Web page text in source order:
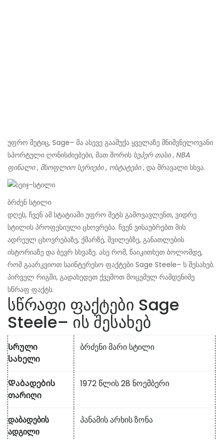
უფრო მეტიც, Sage– მა ასევე გააშუქა ყველაზე მნიშვნელოვანი
სპორტული ღონისძიებები, მათ შორის სუპერ თასი, NBA
ფინალი, მსოფლიო სერიები, ოსტატები, და მრავალი სხვა.
ბრძენ სტილი
დღეს, ჩვენ ამ სტატიაში უფრო მეტს გამოვავლენთ, ვიდრე
სტილის პროფესიული ცხოვრება. ჩვენ ვისაუბრებთ მის
ადრეულ ცხოვრებაზე, ქმარზე, შვილებზე, განათლების
ისტორიაზე და ბევრ სხვაზე. ასე რომ, წაიკითხეთ ბოლომდე,
რომ გაარკვიოთ საინტერესო ფაქტები Sage Steele– ს შესახებ.
პირველ რიგში, გადახედეთ ქვემოთ მოცემულ რამდენიმე
სწრაფ ფაქტს.
სწრაფი ფაქტები Sage
Steele– ის შესახებ
Სრული
სახელი
ბრძენი მარი სტილი
Დაბადების
თარიღი
1972 წლის 28 ნოემბერი
დაბადების
ადგილი
პანამის არხის ზონა